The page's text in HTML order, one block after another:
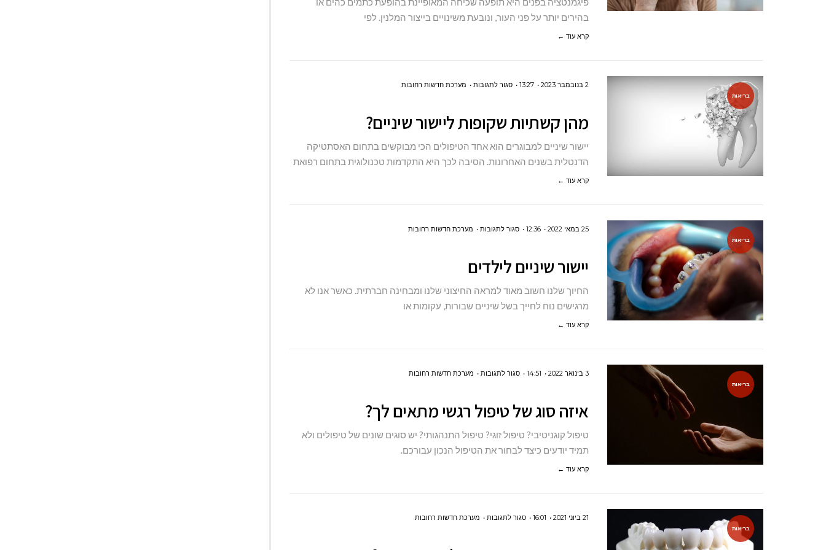
–
מדריך
בהירים יותר על פני העור, ונובעת משינויים בייצור המלנין. לפי
קרא עוד ←
בריאות
2 בנובמבר 2023 13:27 סגור לתגובותעל
קשתיות
מערכת חדשות רחובות
מהן קשתיות שקופות ליישור שיניים?
יישור שיניים למבוגרים הוא אחד הטיפולים הכי מבוקשים בתחום האסתטיקה
הדנטלית בשנים האחרונות. הסיבה לכך היא התקדמות טכנולוגית בתחום רפואת
קרא עוד ←
בריאות
25 במאי 2022 12:36 סגור לתגובותעל
שיניים
מערכת חדשות רחובות
יישור שיניים לילדים
החיוך שלנו חשוב מאוד למראה החיצוני שלנו ומבחינה חברתית. כאשר אנו לא
מרגישים נוח לחייך בשל שיניים שבורות, עקומות או
קרא עוד ←
בריאות
3 בינואר 2022 14:51 סגור לתגובותעל
סוג
מערכת חדשות רחובות
איזה סוג של טיפול רגשי מתאים לך?
טיפול קוגניטיבי? טיפול זוגי? טיפול התנהגותי? יש סוגים שונים של טיפולים ולא
תמיד יודעים כיצד לבחור את הטיפול הנכון עבורכם.
קרא עוד ←
בריאות
21 ביוני 2021 16:01 סגור לתגובותעל מערכת חדשות רחובות